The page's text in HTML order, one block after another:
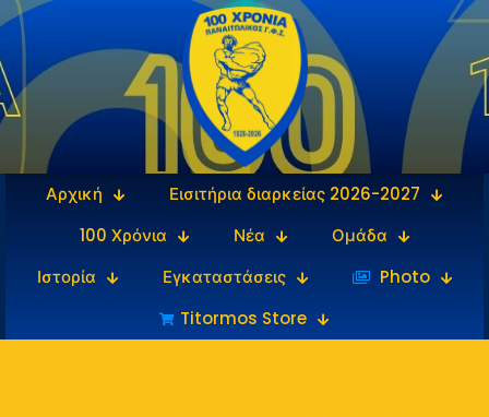
Αρχική
Εισιτήρια διαρκείας 2026-2027
100 Χρόνια
Νέα
Ομάδα
Ιστορία
Εγκαταστάσεις
‎‏‏‎ ‎Photo
Titormos Store